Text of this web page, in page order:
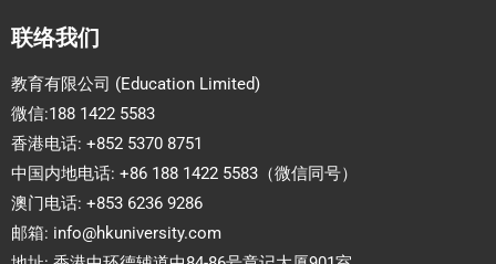
联络我们
教育有限公司 (Education Limited)
微信:188 1422 5583
香港电话: +852 5370 8751
中国内地电话: +86 188 1422 5583（微信同号）
澳门电话: +853 6236 9286
邮箱: info@hkuniversity.com